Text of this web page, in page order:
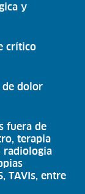
y
crítico
de dolor
fuera de
terapia
radiología
TAVIs, entre